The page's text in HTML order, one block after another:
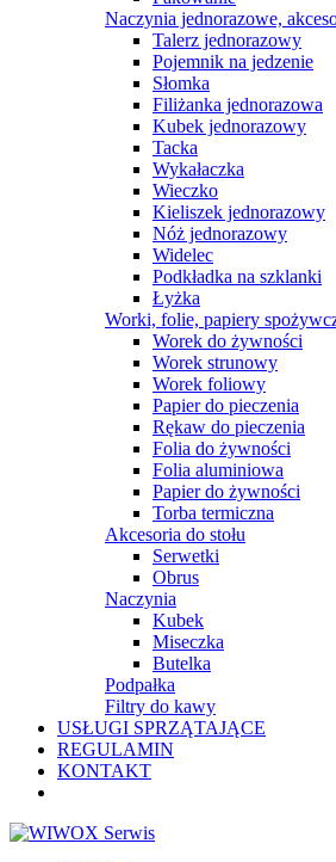
Naczynia jednorazowe,
Talerz jednorazowy
Pojemnik na jedzenie
Słomka
Filiżanka jednorazowa
Kubek jednorazowy
Tacka
Wykałaczka
Wieczko
Kieliszek jednorazowy
Nóż jednorazowy
Widelec
Podkładka na szklanki
Łyżka
Worki, folie, papiery
Worek do żywności
Worek strunowy
Worek foliowy
Papier do pieczenia
Rękaw do pieczenia
Folia do żywności
Folia aluminiowa
Papier do żywności
Torba termiczna
Akcesoria do stołu
Serwetki
Obrus
Naczynia
Kubek
Miseczka
Butelka
Podpałka
Filtry do kawy
USŁUGI SPRZĄTAJĄCE
REGULAMIN
KONTAKT